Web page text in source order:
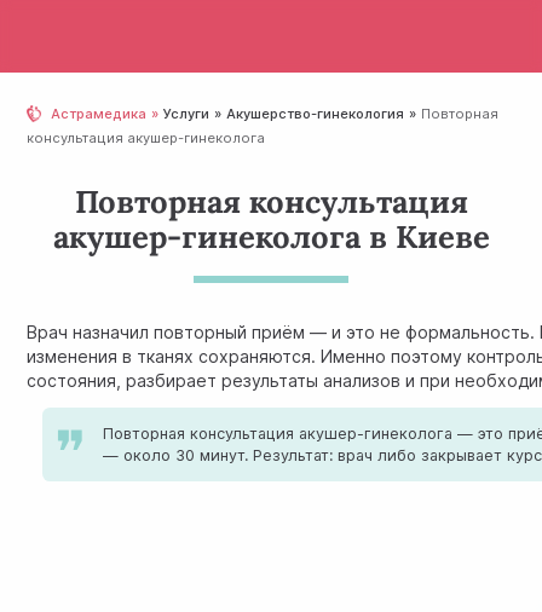
Астрамедика Услуги Акушерство-гинекология
Повторная
консультация акушер-гинеколога
Повторная консультация
акушер-гинеколога в Киеве
Врач назначил повторный приём — и это не формальность.
изменения в тканях сохраняются. Именно поэтому
состояния, разбирает результаты анализов и при
Повторная консультация акушер-гинеколога — это
— около 30 минут. Результат: врач либо закрывает